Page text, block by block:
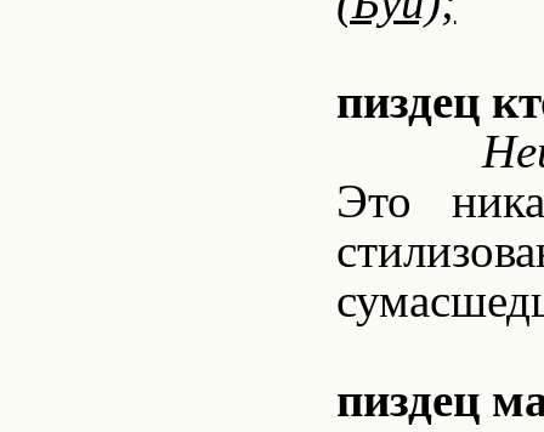
пиздец
Это
пиздец